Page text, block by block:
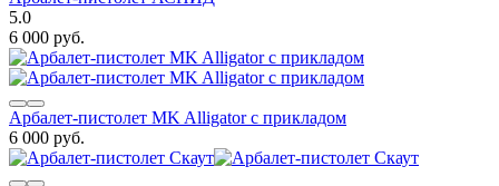
5.0
6 000 руб.
Арбалет-пистолет MK Alligator с прикладом
6 000 руб.